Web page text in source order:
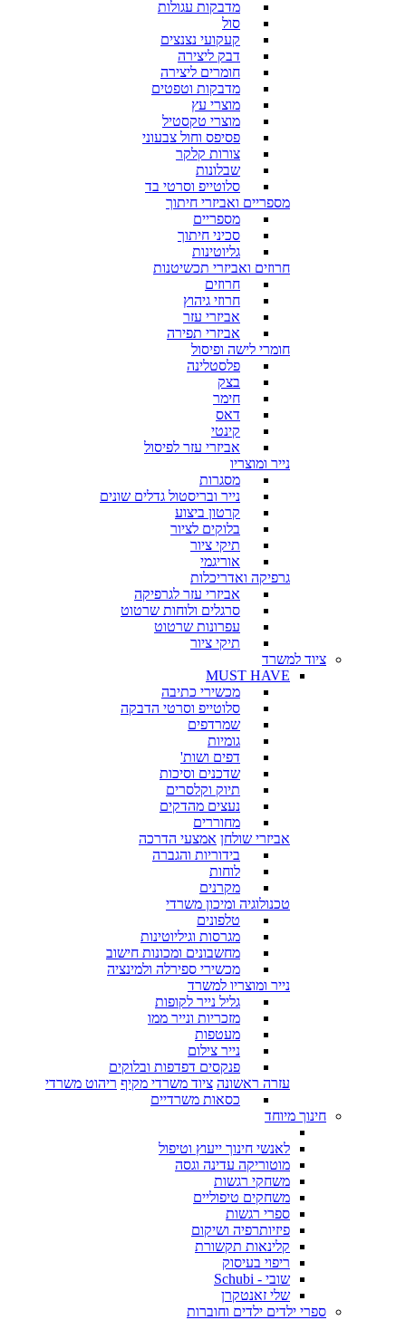
מדבקות עגולות
סול
קעקועי נצנצים
דבק ליצירה
חומרים ליצירה
מדבקות וטפטים
מוצרי עץ
מוצרי טקסטיל
פסיפס וחול צבעוני
צורות קלקר
שבלונות
סלוטייפ וסרטי בד
מספריים ואביזרי חיתוך
מספריים
סכיני חיתוך
גליוטינות
חרוזים ואביזרי תכשיטנות
חרוזים
חרוזי גיהוץ
אביזרי עזר
אביזרי תפירה
חומרי לישה ופיסול
פלסטלינה
בצק
חימר
דאס
קינטי
אביזרי עזר לפיסול
נייר ומוצריו
מסגרות
נייר ובריסטול גדלים שונים
קרטון ביצוע
בלוקים לציור
תיקי ציור
אוריגמי
גרפיקה ואדריכלות
אביזרי עזר לגרפיקה
סרגלים ולוחות שרטוט
עפרונות שרטוט
תיקי ציור
ציוד למשרד
MUST HAVE
מכשירי כתיבה
סלוטייפ וסרטי הדבקה
שמרדפים
גומיות
דפים ושות'
שדכנים וסיכות
תיוק וקלסרים
נעצים מהדקים
מחוררים
אביזרי שולחן אמצעי הדרכה
בידוריות והגברה
לוחות
מקרנים
טכנולוגיה ומיכון משרדי
טלפונים
מגרסות וגיליוטינות
מחשבונים ומכונות חישוב
מכשירי ספירלה ולמינציה
נייר ומוצריו למשרד
גליל נייר לקופות
מזכריות ונייר ממו
מעטפות
נייר צילום
פנקסים דפדפות ובלוקים
עזרה ראשונה ציוד משרדי מקיף ריהוט משרדי
כסאות משרדיים
חינוך מיוחד
לאנשי חינוך ייעוץ וטיפול
מוטוריקה עדינה וגסה
משחקי רגשות
משחקים טיפוליים
ספרי רגשות
פיזיותרפיה ושיקום
קלינאות תקשורת
ריפוי בעיסוק
שובי - Schubi
שלי זאנטקרן
ספרי ילדים ילדים וחוברות